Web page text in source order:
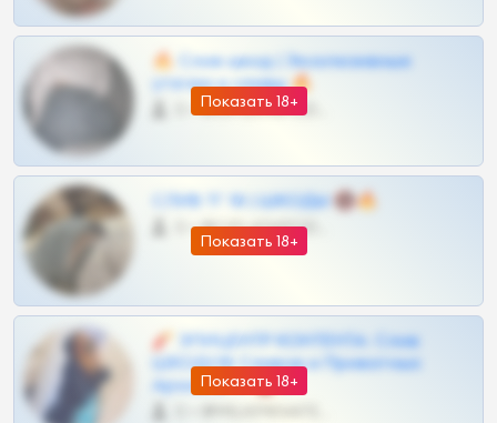
Показать 18+
🔥 Слив шкод | Эксклюзивные
утечки и сливы 🔥
0 •
Показать 18+
СЛИВ ТГ 18 | ШКОДЫ 🔞🔥
0 •
Показать 18+
🧨 ЭПИЦЕНТР КОНТЕНТА: Слив
ШКОДОВ Сливов и Приватных
Архивов ТГ 🔞💎